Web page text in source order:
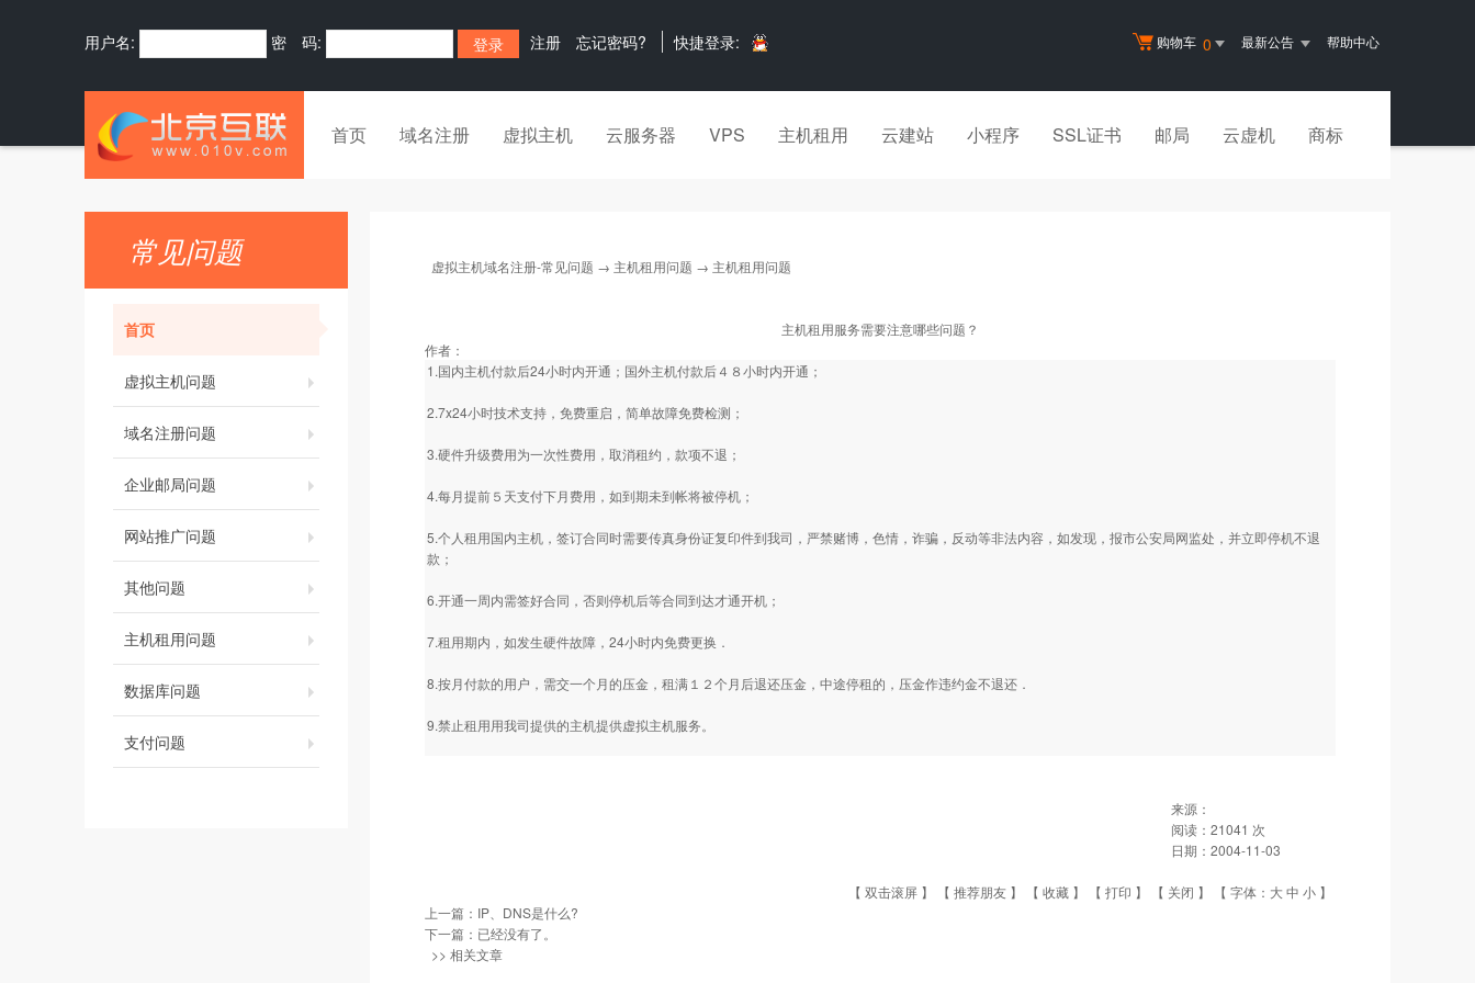
购物车 0 最新公告 帮助中心
用户名: 密 码: 注册 忘记密码? 快捷登录:
首页 域名注册 虚拟主机 云服务器 VPS 主机租用 云建站 小程序 SSL证书 邮局 云虚机 商标
常见问题
首页
虚拟主机问题
域名注册问题
企业邮局问题
网站推广问题
其他问题
主机租用问题
数据库问题
支付问题
虚拟主机域名注册-常见问题 → 主机租用问题 → 主机租用问题
主机租用服务需要注意哪些问题？
作者：
1.国内主机付款后24小时内开通；国外主机付款后４８小时内开通；
2.7x24小时技术支持，免费重启，简单故障免费检测；
3.硬件升级费用为一次性费用，取消租约，款项不退；
4.每月提前５天支付下月费用，如到期未到帐将被停机；
5.个人租用国内主机，签订合同时需要传真身份证复印件到我司，严禁赌博，色情，诈骗，反动等非法内容，如发现，报市公安局网监处，并立即停机不退
款；
6.开通一周内需签好合同，否则停机后等合同到达才通开机；
7.租用期内，如发生硬件故障，24小时内免费更换．
8.按月付款的用户，需交一个月的压金，租满１２个月后退还压金，中途停租的，压金作违约金不退还．
9.禁止租用用我司提供的主机提供虚拟主机服务。
来源：
阅读： 21041 次
日期： 2004-11-03
【 双击滚屏 】 【 推荐朋友 】 【 收藏 】 【 打印 】 【 关闭 】 【 字体： 大中 小 】
上一篇： IP、DNS是什么?
下一篇：已经没有了。
>> 相关文章